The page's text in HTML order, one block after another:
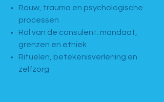
Rouw, trauma en psychologische
processen
Rol van de consulent: mandaat,
grenzen en ethiek
Rituelen, betekenisverlening en
zelfzorg